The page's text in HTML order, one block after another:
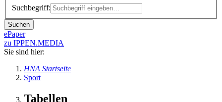
Suchbegriff:
Suchen
ePaper
zu IPPEN.MEDIA
Sie sind hier:
HNA Startseite
Sport
Tabellen